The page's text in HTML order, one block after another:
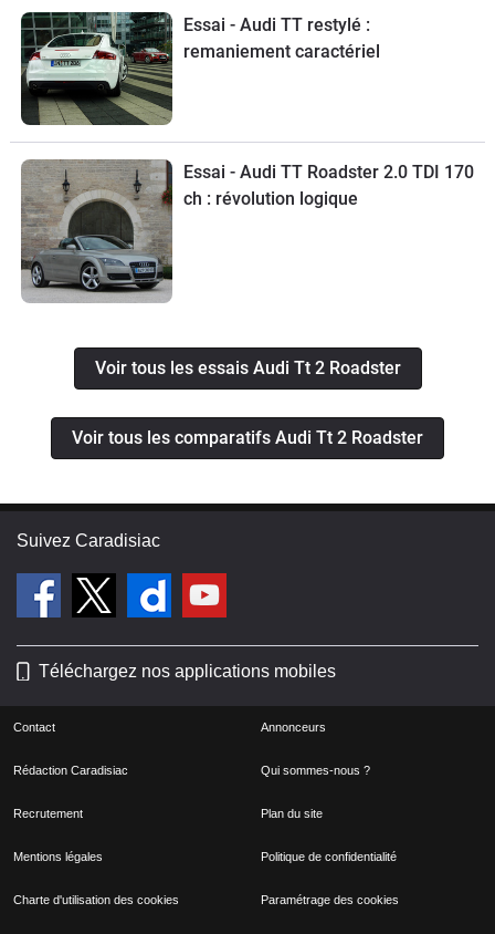
Essai - Audi TT restylé :
remaniement caractériel
Essai - Audi TT Roadster 2.0 TDI 170
ch : révolution logique
Voir tous les essais Audi Tt 2 Roadster
Voir tous les comparatifs Audi Tt 2 Roadster
Suivez Caradisiac
Téléchargez nos applications mobiles
Contact Annonceurs
Rédaction Caradisiac Qui sommes-nous ?
Recrutement Plan du site
Mentions légales Politique de confidentialité
Charte d'utilisation des cookies Paramétrage des cookies